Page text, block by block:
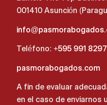
001410 Asunción
Teléfono: +595 991
pasmorabogados.com
A fin de evaluar
en el caso de enviarnos